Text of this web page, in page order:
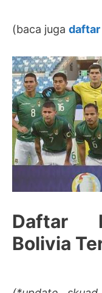
(baca juga daftar
Daftar
Bolivia